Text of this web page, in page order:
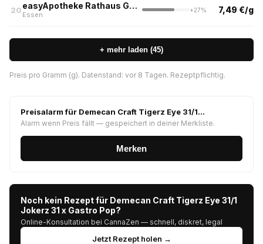
20 easyApotheke Rathaus Galerie, Essen
Essen
+27% 7,49 €/g
+ mehr laden (45)
Preis pro Gramm (g). Datenstand: vor 8 Tagen. Rezeptpflichtig.
Preisalarm für Demecan Craft Tigerz Eye 31/1…
Alarm wenn Preis fällt — gespeichert in deiner Merkliste.
Merken
Noch kein Rezept für Demecan Craft Tigerz Eye 31/1
Jokerz 31 x Gastro Pop?
Online-Konsultation bei CannaZen — schnell, diskret, legal
Jetzt Rezept holen →